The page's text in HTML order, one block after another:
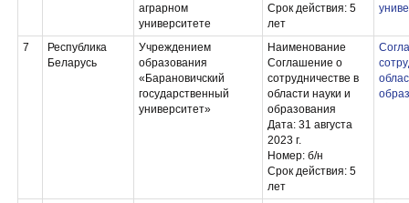
аграрном
университете
Срок действия: 5
лет
7
Республика
Беларусь
Учреждением
образования
«Барановичский
государственный
университет»
Наименование
Соглашение о
сотрудничестве в
области науки и
образования
Дата: 31 августа
2023 г.
Номер: б/н
Срок действия: 5
лет